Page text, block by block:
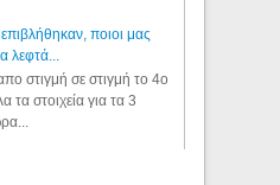
ποιοι μας
λεφτά...
στιγμή σε στιγμή το 4ο
τα στοιχεία για τα 3